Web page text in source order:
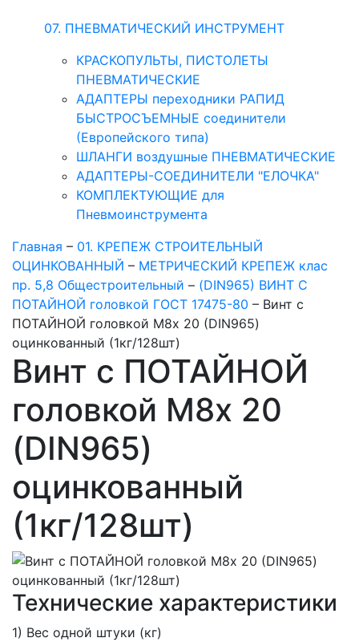
07. ПНЕВМАТИЧЕСКИЙ ИНСТРУМЕНТ
КРАСКОПУЛЬТЫ, ПИСТОЛЕТЫ
ПНЕВМАТИЧЕСКИЕ
АДАПТЕРЫ переходники РАПИД
БЫСТРОСЪЕМНЫЕ соединители
(Европейского типа)
ШЛАНГИ воздушные ПНЕВМАТИЧЕСКИЕ
АДАПТЕРЫ-СОЕДИНИТЕЛИ "ЕЛОЧКА"
КОМПЛЕКТУЮЩИЕ для
Пневмоинструмента
Главная – 01. КРЕПЕЖ СТРОИТЕЛЬНЫЙ
ОЦИНКОВАННЫЙ – МЕТРИЧЕСКИЙ КРЕПЕЖ клас
пр. 5,8 Общестроительный – (DIN965) ВИНТ С
ПОТАЙНОЙ головкой ГОСТ 17475-80 – Винт с
ПОТАЙНОЙ головкой М8х 20 (DIN965)
оцинкованный (1кг/128шт)
Винт с ПОТАЙНОЙ
головкой М8х 20
(DIN965)
оцинкованный
(1кг/128шт)
Технические характеристики
1) Вес одной штуки (кг)